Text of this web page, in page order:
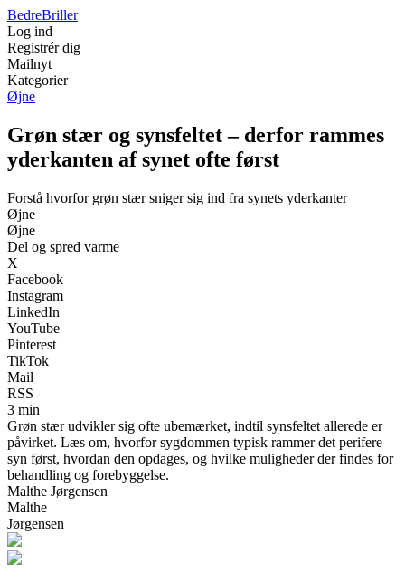
BedreBriller
Log ind
Registrér dig
Mailnyt
Kategorier
Øjne
Grøn stær og synsfeltet – derfor rammes
yderkanten af synet ofte først
Forstå hvorfor grøn stær sniger sig ind fra synets yderkanter
Øjne
Øjne
Del og spred varme
X
Facebook
Instagram
LinkedIn
YouTube
Pinterest
TikTok
Mail
RSS
3 min
Grøn stær udvikler sig ofte ubemærket, indtil synsfeltet allerede er
påvirket. Læs om, hvorfor sygdommen typisk rammer det perifere
syn først, hvordan den opdages, og hvilke muligheder der findes for
behandling og forebyggelse.
Malthe Jørgensen
Malthe
Jørgensen